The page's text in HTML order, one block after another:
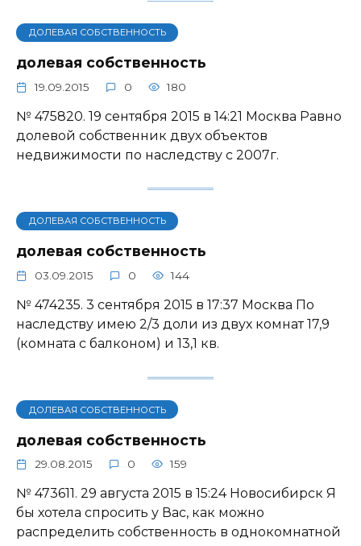
ДОЛЕВАЯ СОБСТВЕННОСТЬ
долевая собственность
19.09.2015 0 180
№ 475820. 19 сентября 2015 в 14:21 Москва Равно
долевой собственник двух объектов
недвижимости по наследству с 2007г.
ДОЛЕВАЯ СОБСТВЕННОСТЬ
долевая собственность
03.09.2015 0 144
№ 474235. 3 сентября 2015 в 17:37 Москва По
наследству имею 2/3 доли из двух комнат 17,9
(комната с балконом) и 13,1 кв.
ДОЛЕВАЯ СОБСТВЕННОСТЬ
долевая собственность
29.08.2015 0 159
№ 473611. 29 августа 2015 в 15:24 Новосибирск Я
бы хотела спросить у Вас, как можно
распределить собственность в однокомнатной